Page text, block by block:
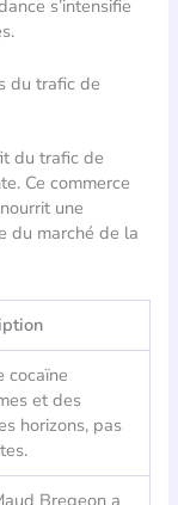
s’intensifie
du trafic de
du trafic de
Ce commerce
une
du marché de la
cocaïne
et des
horizons, pas
Bregeon a